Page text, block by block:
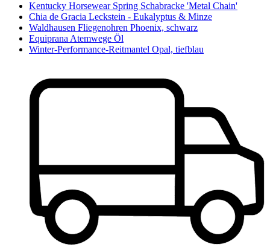
Kentucky Horsewear Spring Schabracke 'Metal Chain'
Chia de Gracia Leckstein - Eukalyptus & Minze
Waldhausen Fliegenohren Phoenix, schwarz
Equiprana Atemwege Öl
Winter-Performance-Reitmantel Opal, tiefblau